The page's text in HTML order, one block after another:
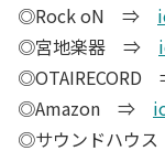
◎Rock oN ⇒
◎宮地楽器 ⇒
◎Amazon ⇒
◎サウンドハウ